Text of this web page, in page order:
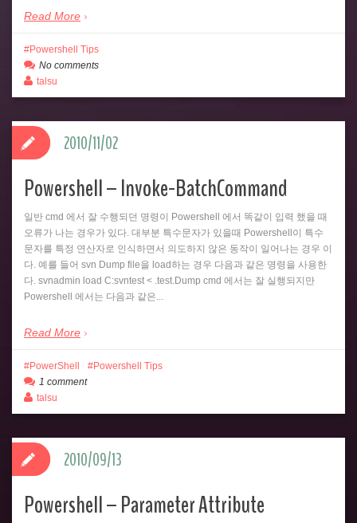
Read More
Powershell Tips
No comments
talsu
Powershell – Invoke-BatchCommand
일반 cmd 에서 잘 수행되던 명령이 Powershell 에서 똑같이 입력 했을 때
오류가 나는 경우가 있다. 대부분 특수문자가 있을때 Powershell이 특수
문자를 특정 연산자로 인식하면서 의도하지 않은 동작이 일어나는 경우 이
다. 예를 들어 svn Dump file을 load하는 경우 다음과 같은 명령을 사용한
다. svnadmin load C:svntest < .test.Dump cmd 에서는 잘 실행되지만
Powershell 에서는 다음과 같은...
Read More
2010/11/02
PowerShell
Powershell Tips
1 comment
talsu
Powershell – Parameter Attribute
2010/09/13